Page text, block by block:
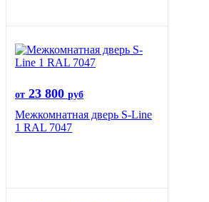
от 23 800 руб
Межкомнатная дверь S-Line
1 RAL 7047